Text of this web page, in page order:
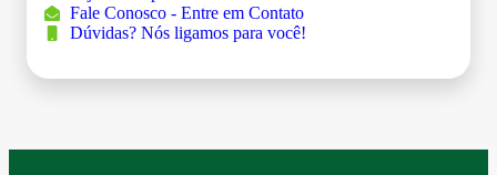
Fale Conosco - Entre em Contato
Dúvidas? Nós ligamos para você!